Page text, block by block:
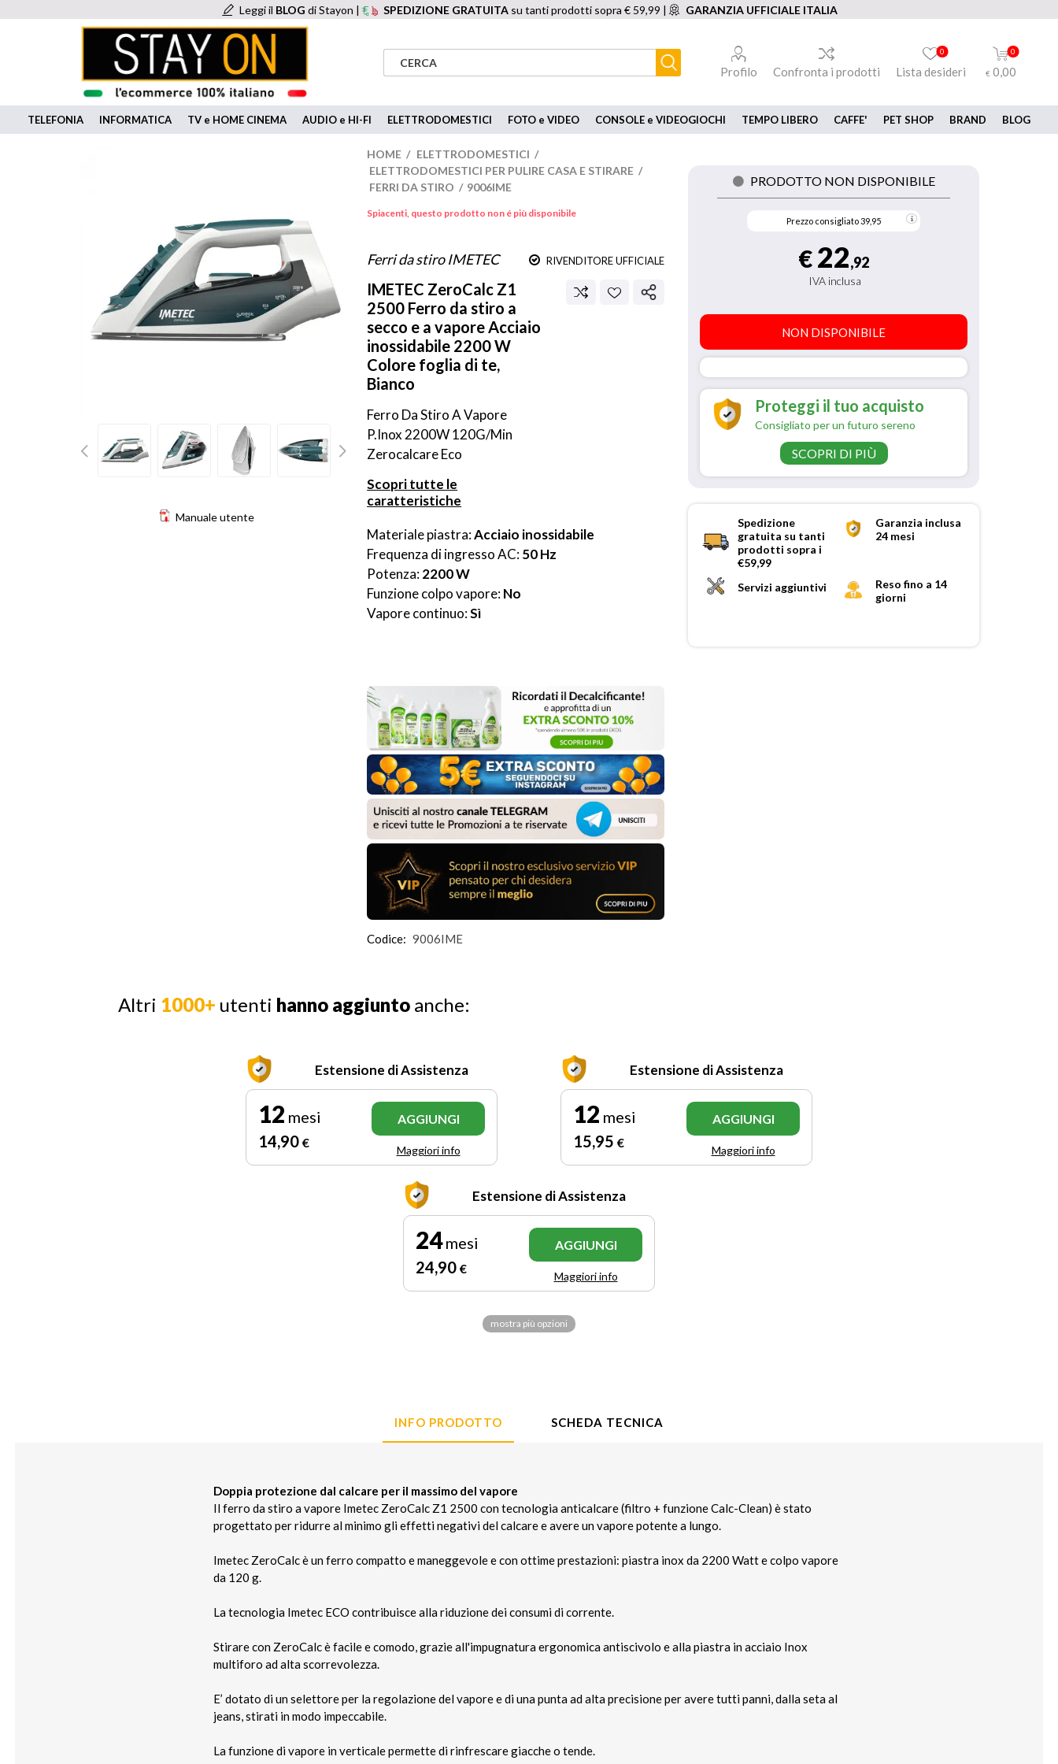
Leggi il BLOG di Stayon | SPEDIZIONE GRATUITA su tanti prodotti sopra € 59,99 | GARANZIA UFFICIALE ITALIA
Profilo Confronta i prodotti Lista desideri
0 0
€ 0,00
TELEFONIA INFORMATICA TV e HOME CINEMA AUDIO e HI-FI ELETTRODOMESTICI FOTO e VIDEO CONSOLE e VIDEOGIOCHI TEMPO LIBERO CAFFE' PET SHOP BRAND BLOG
Manuale utente
HOME / ELETTRODOMESTICI /
ELETTRODOMESTICI PER PULIRE CASA E STIRARE /
FERRI DA STIRO / 9006IME
Spiacenti, questo prodotto non é più disponibile
Ferri da stiro IMETEC RIVENDITORE UFFICIALE
IMETEC ZeroCalc Z1
2500 Ferro da stiro a
secco e a vapore Acciaio
inossidabile 2200 W
Colore foglia di te,
Bianco
Ferro Da Stiro A Vapore
P.Inox 2200W 120G/Min
Zerocalcare Eco
Scopri tutte le
caratteristiche
Materiale piastra: Acciaio inossidabile
Frequenza di ingresso AC: 50 Hz
Potenza: 2200 W
Funzione colpo vapore: No
Vapore continuo: Sì
Codice: 9006IME
PRODOTTO NON DISPONIBILE
Prezzo consigliato39,95
€22,92
IVA inclusa
NON DISPONIBILE
Proteggi il tuo acquisto
Consigliato per un futuro sereno
SCOPRI DI PIÙ
Spedizione
gratuita su tanti
prodotti sopra i
€59,99
Garanzia inclusa
24 mesi
Servizi aggiuntivi
Reso fino a 14
giorni
Altri 1000+ utenti hanno aggiunto anche:
Estensione di Assistenza
12 mesi
14,90 €
AGGIUNGI
Maggiori info
Estensione di Assistenza
12 mesi
15,95 €
AGGIUNGI
Maggiori info
Estensione di Assistenza
24mesi
24,90 €
AGGIUNGI
Maggiori info
mostra più opzioni
INFO PRODOTTO SCHEDA TECNICA
Doppia protezione dal calcare per il massimo del vapore
Il ferro da stiro a vapore Imetec ZeroCalc Z1 2500 con tecnologia anticalcare (filtro + funzione Calc-Clean) è stato
progettato per ridurre al minimo gli effetti negativi del calcare e avere un vapore potente a lungo.
Imetec ZeroCalc è un ferro compatto e maneggevole e con ottime prestazioni: piastra inox da 2200 Watt e colpo vapore
da 120 g.
La tecnologia Imetec ECO contribuisce alla riduzione dei consumi di corrente.
Stirare con ZeroCalc è facile e comodo, grazie all'impugnatura ergonomica antiscivolo e alla piastra in acciaio Inox
multiforo ad alta scorrevolezza.
E’ dotato di un selettore per la regolazione del vapore e di una punta ad alta precisione per avere tutti panni, dalla seta al
jeans, stirati in modo impeccabile.
La funzione di vapore in verticale permette di rinfrescare giacche o tende.